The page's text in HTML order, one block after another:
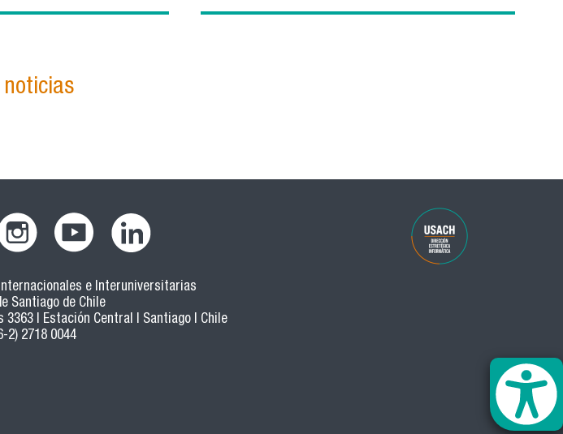
noticias
e Interuniversitarias
Santiago de Chile
3363 | Estación Central | Santiago | Chile
2) 2718 0044